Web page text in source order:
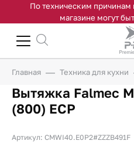
По техническим причинам
магазине могут
Главная Техника для кухни
Вытяжка Falmec
(800) ECP
Артикул: CMWI40.E0P2#ZZZB491F